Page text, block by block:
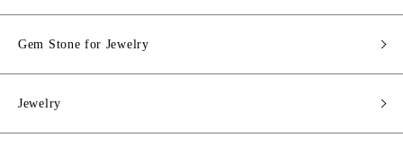
Gem Stone for Jewelry
Jewelry